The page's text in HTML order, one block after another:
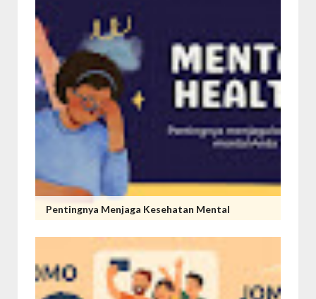
Pentingnya Menjaga Kesehatan Mental